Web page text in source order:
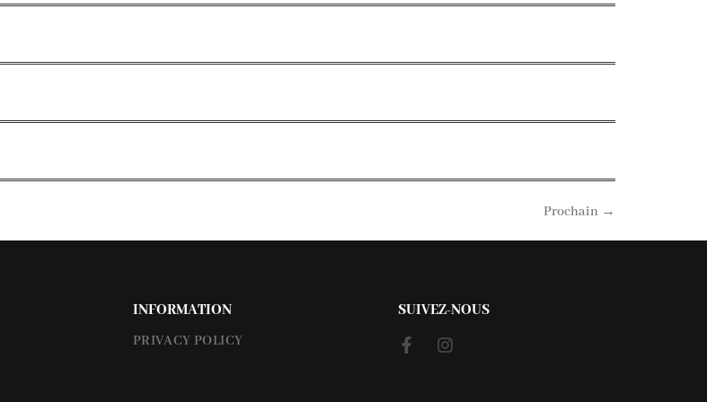
Prochain →
INFORMATION
PRIVACY POLICY
SUIVEZ-NOUS